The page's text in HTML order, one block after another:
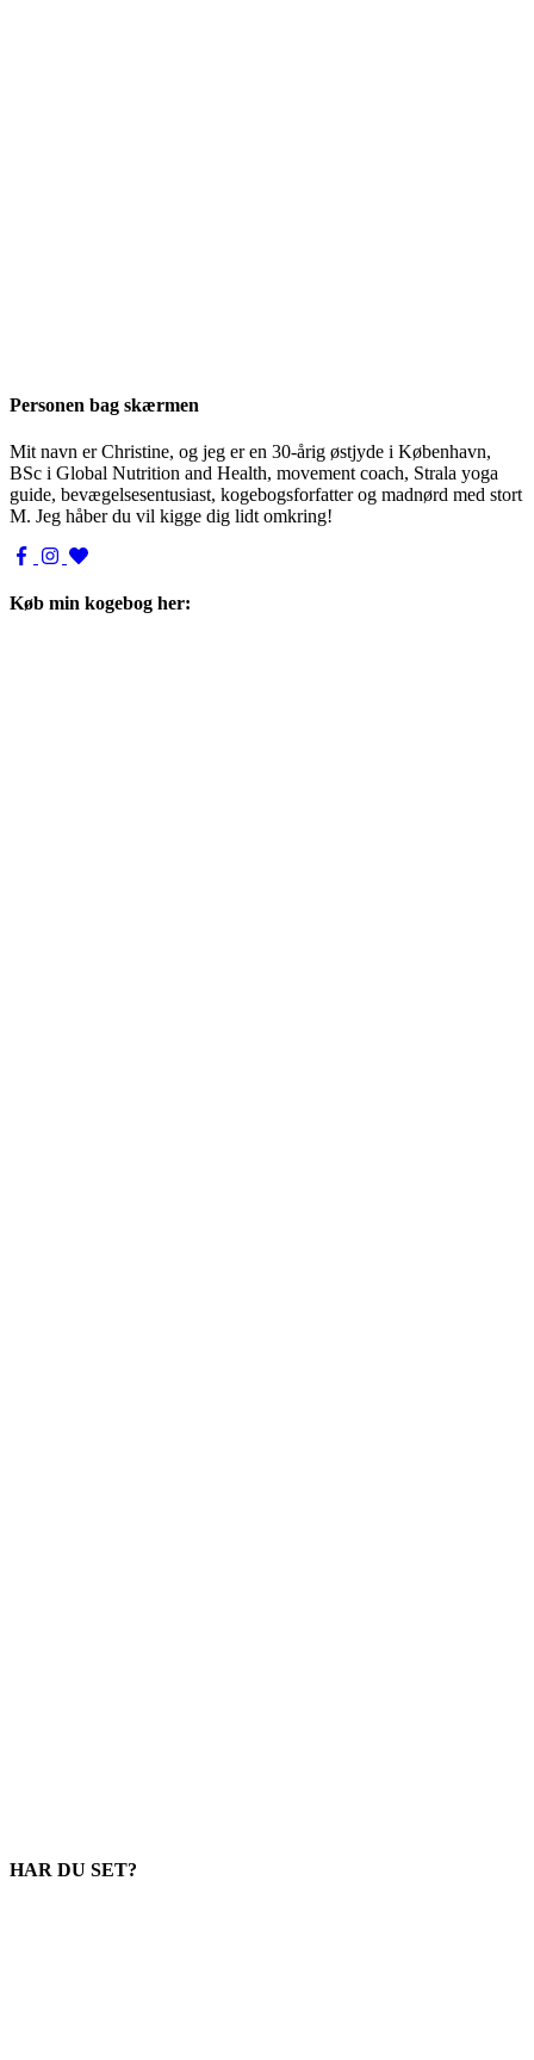
Personen bag skærmen
Mit navn er Christine, og jeg er en 30-årig østjyde i København,
BSc i Global Nutrition and Health, movement coach, Strala yoga
guide, bevægelsesentusiast, kogebogsforfatter og madnørd med stort
M. Jeg håber du vil kigge dig lidt omkring!
Køb min kogebog her:
HAR DU SET?